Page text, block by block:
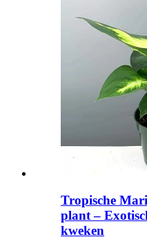
Tropische
plant –
kweken